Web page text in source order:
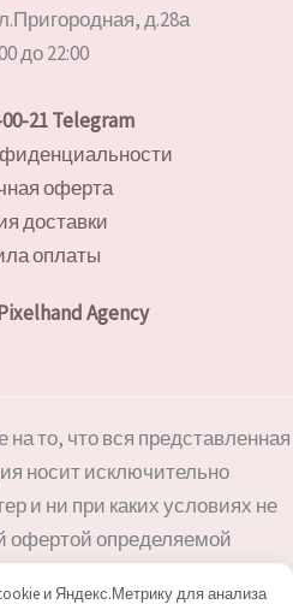
д.28а
до 22:00
21Telegram
оферта
доставки
оплаты
Agency
то, что вся представленная
носит исключительно
и ни при каких условиях не
офертой определяемой
и Яндекс.Метрику для анализа